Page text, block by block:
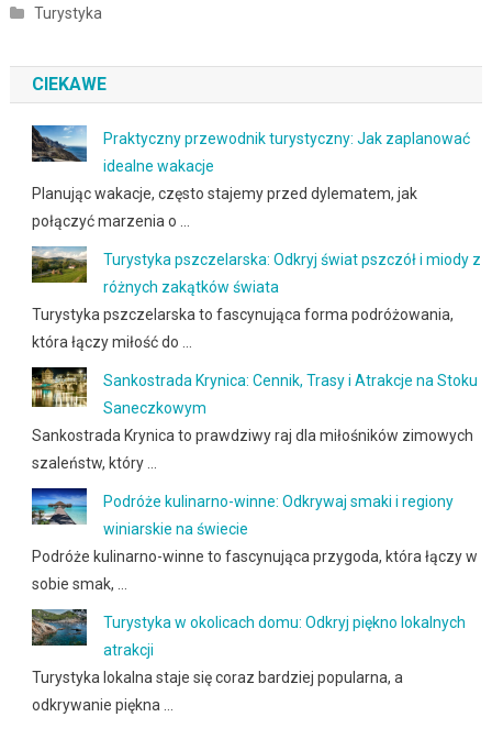
Turystyka
CIEKAWE
Praktyczny przewodnik turystyczny: Jak zaplanować
idealne wakacje
Planując wakacje, często stajemy przed dylematem, jak
połączyć marzenia o …
Turystyka pszczelarska: Odkryj świat pszczół i miody z
różnych zakątków świata
Turystyka pszczelarska to fascynująca forma podróżowania,
która łączy miłość do …
Sankostrada Krynica: Cennik, Trasy i Atrakcje na Stoku
Saneczkowym
Sankostrada Krynica to prawdziwy raj dla miłośników zimowych
szaleństw, który …
Podróże kulinarno-winne: Odkrywaj smaki i regiony
winiarskie na świecie
Podróże kulinarno-winne to fascynująca przygoda, która łączy w
sobie smak, …
Turystyka w okolicach domu: Odkryj piękno lokalnych
atrakcji
Turystyka lokalna staje się coraz bardziej popularna, a
odkrywanie piękna …